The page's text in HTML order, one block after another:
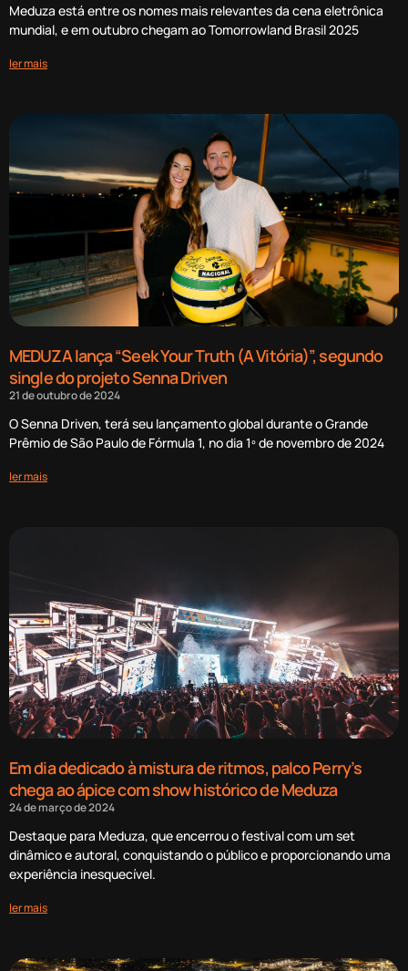
Meduza está entre os nomes mais relevantes da cena eletrônica
mundial, e em outubro chegam ao Tomorrowland Brasil 2025
ler mais
MEDUZA lança “Seek Your Truth (A Vitória)”, segundo
single do projeto Senna Driven
21 de outubro de 2024
O Senna Driven, terá seu lançamento global durante o Grande
Prêmio de São Paulo de Fórmula 1, no dia 1º de novembro de 2024
ler mais
Em dia dedicado à mistura de ritmos, palco Perry’s
chega ao ápice com show histórico de Meduza
24 de março de 2024
Destaque para Meduza, que encerrou o festival com um set
dinâmico e autoral, conquistando o público e proporcionando uma
experiência inesquecível.
ler mais